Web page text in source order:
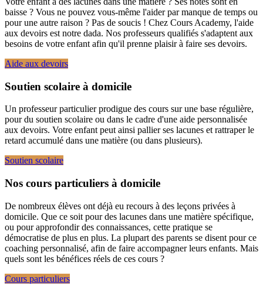
baisse ? Vous ne pouvez vous-même l'aider par manque de temps ou
pour une autre raison ? Pas de soucis ! Chez Cours Academy, l'aide
aux devoirs est notre dada. Nos professeurs qualifiés s'adaptent aux
besoins de votre enfant afin qu'il prenne plaisir à faire ses devoirs.
Aide aux devoirs
Soutien scolaire à domicile
Un professeur particulier prodigue des cours sur une base régulière,
pour du soutien scolaire ou dans le cadre d'une aide personnalisée
aux devoirs. Votre enfant peut ainsi pallier ses lacunes et rattraper le
retard accumulé dans une matière (ou dans plusieurs).
Soutien scolaire
Nos cours particuliers à domicile
De nombreux élèves ont déjà eu recours à des leçons privées à
domicile. Que ce soit pour des lacunes dans une matière spécifique,
ou pour approfondir des connaissances, cette pratique se
démocratise de plus en plus. La plupart des parents se disent pour ce
coaching personnalisé, afin de faire accompagner leurs enfants. Mais
quels sont les bénéfices réels de ces cours ?
Cours particuliers